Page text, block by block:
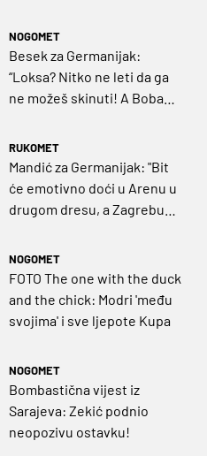
NOGOMET
Besek za Germanijak:
“Loksa? Nitko ne leti da ga
ne možeš skinuti! A Boban
RUKOMET
Mandić za Germanijak: "Bit
će emotivno doći u Arenu u
drugom dresu, a Zagrebu
ne bi napuštali"
NOGOMET
FOTO The one with the duck
and the chick: Modri 'među
svojima' i sve ljepote Kupa
NOGOMET
Bombastična vijest iz
Sarajeva: Zekić podnio
neopozivu ostavku!